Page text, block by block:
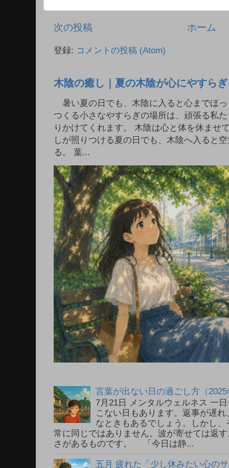
次の投稿 ホーム
登録: コメントの投稿 (Atom)
木陰の癒し｜夏の木陰が心にやすら
暑い夏の日でも、木陰に入ると心までほ
つくる小さなやすらぎの場所は、頑張る私
りかけてくれます。 木陰は心と体を休ま
しが照りつける夏の日でも、木陰へ入ると
る。 葉...
言葉が出ない日の過ごし方（
7月21日 メンタルウェルネス 一
こない日もあります。返事が遅
なときもあるでしょう。しかし
常に同じではありません。波が寄せては返
さがあるものです。 「今日は静...
五月 疲れた「少し休みたい心の